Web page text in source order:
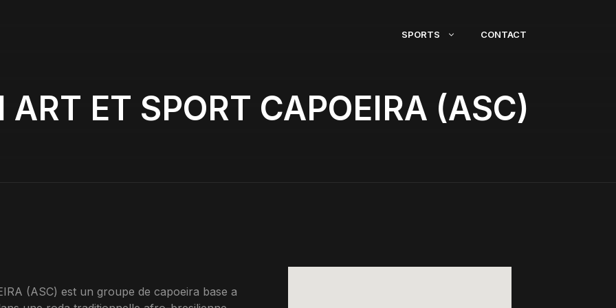
SPORTS CONTACT
ET SPORT CAPOEIRA (ASC)
(ASC) est un groupe de capoeira base a